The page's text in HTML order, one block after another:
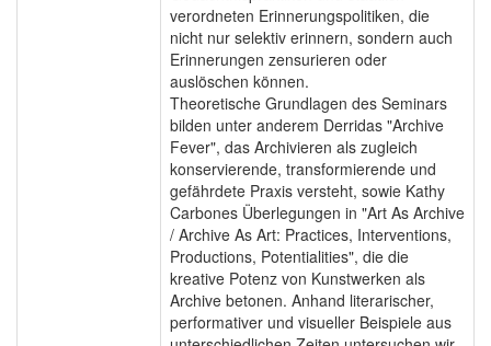
verordneten Erinnerungspolitiken, die
nicht nur selektiv erinnern, sondern auch
Erinnerungen zensurieren oder
auslöschen können.
Theoretische Grundlagen des Seminars
bilden unter anderem Derridas "Archive
Fever", das Archivieren als zugleich
konservierende, transformierende und
gefährdete Praxis versteht, sowie Kathy
Carbones Überlegungen in "Art As Archive
/ Archive As Art: Practices, Interventions,
Productions, Potentialities", die die
kreative Potenz von Kunstwerken als
Archive betonen. Anhand literarischer,
performativer und visueller Beispiele aus